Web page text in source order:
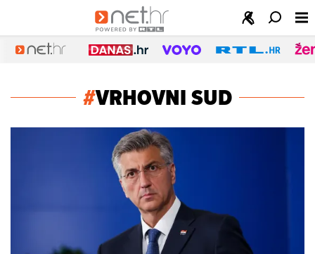
#VRHOVNI SUD